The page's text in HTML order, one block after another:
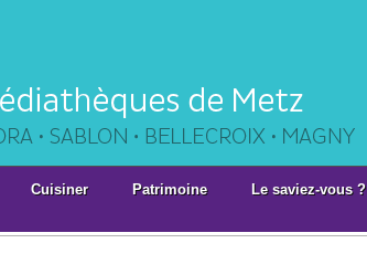
Cuisiner Patrimoine Le saviez-vous ?